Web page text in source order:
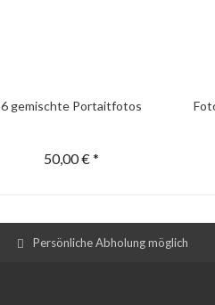
6 gemischte Portaitfotos
50,00 € *
Persönliche Abholung möglich